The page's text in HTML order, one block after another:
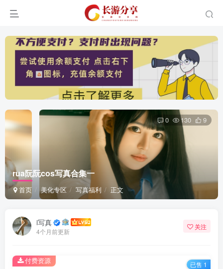
rua阮阮cos写真合集一
首页 美化专区 写真福利 正文
0 130 9
i写真
4个月前更新
关注
付费资源 已售 1